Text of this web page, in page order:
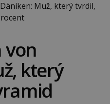
Muž, který tvrdil,
von
který